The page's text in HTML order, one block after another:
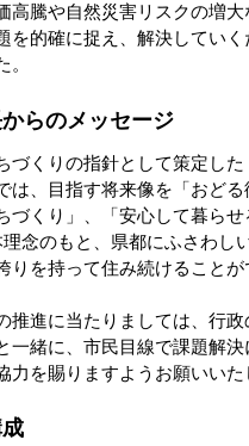
高騰や自然災害リスクの増
を的確に捉え、解決してい
らのメッセージ
くりの指針として策定した
は、目指す将来像を「おど
づくり」、「安心して暮ら
念のもと、県都にふさわし
りを持って住み続けること
進に当たりましては、行
一緒に、市民目線で課題解
力を賜りますようお願いいた